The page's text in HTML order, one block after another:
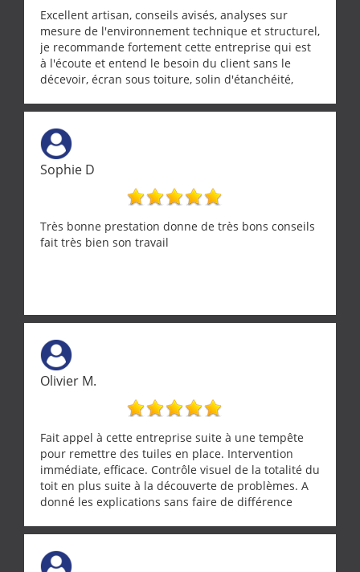
Excellent artisan, conseils avisés, analyses sur
mesure de l'environnement technique et structurel,
je recommande fortement cette entreprise qui est
à l'écoute et entend le besoin du client sans le
décevoir, écran sous toiture, solin d'étanchéité,
récupérateur d'eau, tout a été parfaitement mis en
œuvre sans besoin d'y revenir. confiance assurée.
Sophie D
Très bonne prestation donne de très bons conseils
fait très bien son travail
Olivier M.
Fait appel à cette entreprise suite à une tempête
pour remettre des tuiles en place. Intervention
immédiate, efficace. Contrôle visuel de la totalité du
toit en plus suite à la découverte de problèmes. A
donné les explications sans faire de différence